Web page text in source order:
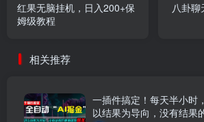
红果无脑挂机，日入200+保
姆级教程
八卦
相关推荐
一插件搞定！每天半小时
以结果为导向，没有结果